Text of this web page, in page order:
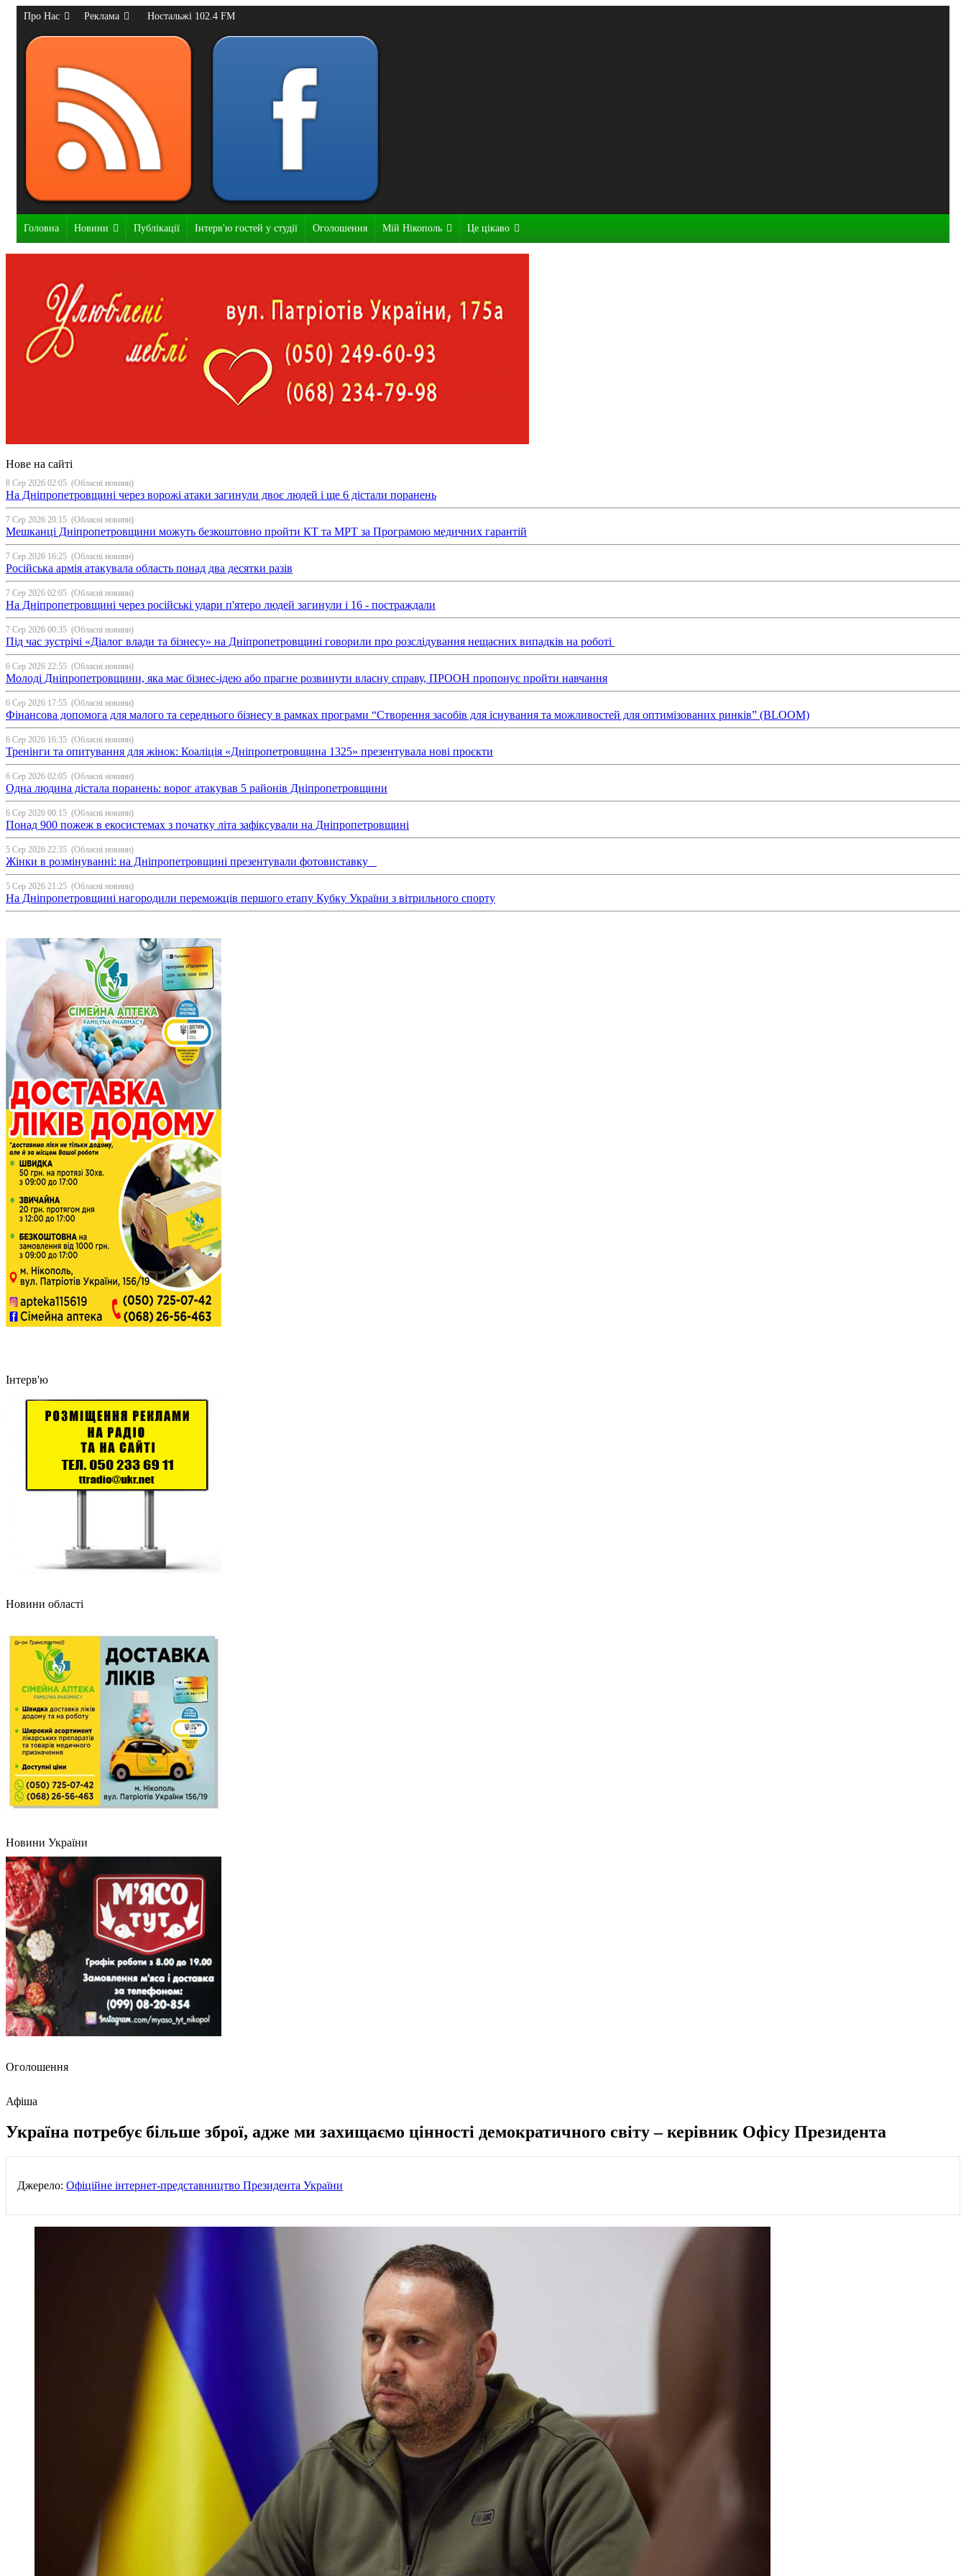
Про Нас Реклама Ностальжі 102.4 FM
Головна Новини Публікації Інтерв'ю гостей у студії Оголошення Мій Нікополь Це цікаво
Нове на сайті
8 Сер 2026 02:05 (Обласні новини)
На Дніпропетровщині через ворожі атаки загинули двоє людей і ще 6 дістали поранень
7 Сер 2026 20:15 (Обласні новини)
Мешканці Дніпропетровщини можуть безкоштовно пройти КТ та МРТ за Програмою медичних гарантій
7 Сер 2026 16:25 (Обласні новини)
Російська армія атакувала область понад два десятки разів
7 Сер 2026 02:05 (Обласні новини)
На Дніпропетровщині через російські удари п'ятеро людей загинули і 16 - постраждали
7 Сер 2026 00:35 (Обласні новини)
Під час зустрічі «Діалог влади та бізнесу» на Дніпропетровщині говорили про розслідування нещасних випадків на роботі
6 Сер 2026 22:55 (Обласні новини)
Молоді Дніпропетровщини, яка має бізнес-ідею або прагне розвинути власну справу, ПРООН пропонує пройти навчання
6 Сер 2026 17:55 (Обласні новини)
Фінансова допомога для малого та середнього бізнесу в рамках програми “Створення засобів для існування та можливостей для оптимізованих ринків” (BLOOM)
6 Сер 2026 16:35 (Обласні новини)
Тренінги та опитування для жінок: Коаліція «Дніпропетровщина 1325» презентувала нові проєкти
6 Сер 2026 02:05 (Обласні новини)
Одна людина дістала поранень: ворог атакував 5 районів Дніпропетровщини
6 Сер 2026 00:15 (Обласні новини)
Понад 900 пожеж в екосистемах з початку літа зафіксували на Дніпропетровщині
5 Сер 2026 22:35 (Обласні новини)
Жінки в розмінуванні: на Дніпропетровщині презентували фотовиставку
5 Сер 2026 21:25 (Обласні новини)
На Дніпропетровщині нагородили переможців першого етапу Кубку України з вітрильного спорту
Інтерв'ю
Новини області
Новини України
Оголошення
Афіша
Україна потребує більше зброї, адже ми захищаємо цінності демократичного світу – керівник Офісу Президента
Джерело: Офіційне інтернет-представництво Президента України